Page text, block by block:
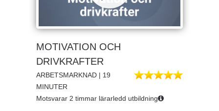
MOTIVATION OCH
DRIVKRAFTER
ARBETSMARKNAD | 19
MINUTER
Motsvarar 2 timmar lärarledd utbildning